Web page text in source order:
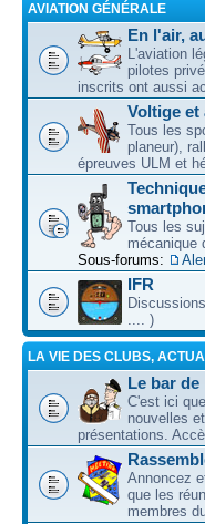
AVIATION GÉNÉRALE
En l'air,
L'aviation
pilotes
inscrits ont aussi
Voltige et
Tous les
planeur),
épreuves ULM et
Tous les
mécanique
Sous-forums:
IFR
.... )
LA VIE DES CLUBS,
Le bar
C'est ici
nouvelles
présentations.
Annoncez
que les
membres